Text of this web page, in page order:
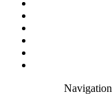
Navigation